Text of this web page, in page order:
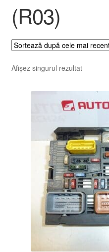
Contul meu
Coș
Despre noi
Finalizare comandă
Livrare în toată lumea
Politică de confidențialitate
(R03)
Afișez singurul rezultat